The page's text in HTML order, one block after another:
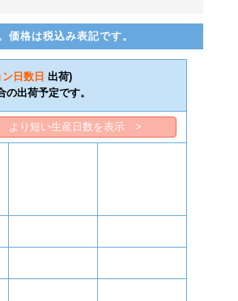
格は税込み表記です。
ン日数 日 出荷)
出荷予定です。
より短い生産日数を表示 >